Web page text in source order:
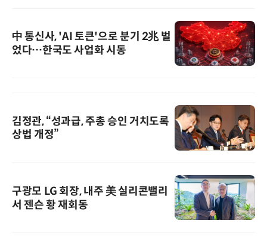
中 통신사, 'AI 토큰'으로 분기 2兆 벌
었다…한국도 사업화 시동
김정관, “성과급, 주총 승인 거치도록
상법 개정”
구광모 LG 회장, 내주 美 실리콘밸리
서 젠슨 황 재회동